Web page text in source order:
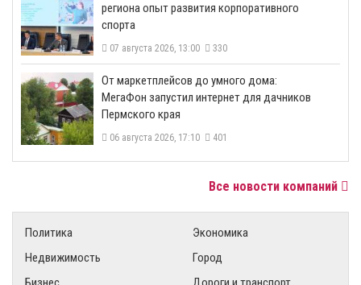
региона опыт развития корпоративного
спорта
07 августа 2026, 13:00 330
От маркетплейсов до умного дома:
МегаФон запустил интернет для дачников
Пермского края
06 августа 2026, 17:10 401
Все новости компаний
Политика
Экономика
Недвижимость
Город